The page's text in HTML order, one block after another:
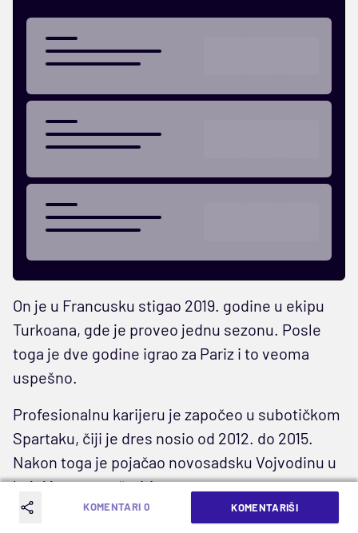
On je u Francusku stigao 2019. godine u ekipu
Turkoana, gde je proveo jednu sezonu. Posle
toga je dve godine igrao za Pariz i to veoma
uspešno.
Profesionalnu karijeru je započeo u subotičkom
Spartaku, čiji je dres nosio od 2012. do 2015.
Nakon toga je pojačao novosadsku Vojvodinu u
kojoj je proveo četiri sezone.
su predstavili u Poljskoj kao veoma
KOMENTARI 0 KOMENTARIŠI